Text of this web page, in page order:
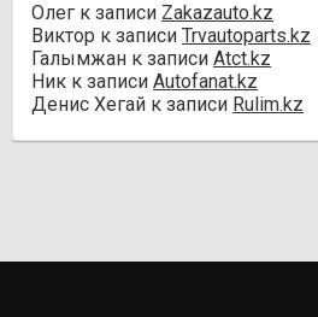
Олег к записи Zakazauto.kz
Виктор к записи Trvautoparts.kz
Галымжан к записи Atct.kz
Ник к записи Autofanat.kz
Денис Хегай к записи Rulim.kz